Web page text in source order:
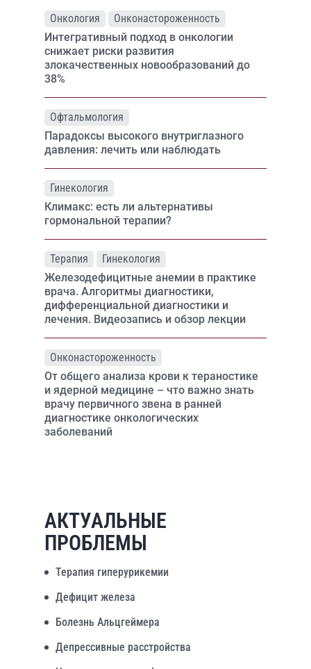
Онкология
Онконастороженность
Интегративный подход в онкологии
снижает риски развития
злокачественных новообразований до
38%
Офтальмология
Парадоксы высокого внутриглазного
давления: лечить или наблюдать
Гинекология
Климакс: есть ли альтернативы
гормональной терапии?
Терапия
Гинекология
Железодефицитные анемии в практике
врача. Алгоритмы диагностики,
дифференциальной диагностики и
лечения. Видеозапись и обзор лекции
Онконастороженность
От общего анализа крови к тераностике
и ядерной медицине – что важно знать
врачу первичного звена в ранней
диагностике онкологических
заболеваний
АКТУАЛЬНЫЕ
ПРОБЛЕМЫ
Терапия гиперурикемии
Дефицит железа
Болезнь Альцгеймера
Депрессивные расстройства